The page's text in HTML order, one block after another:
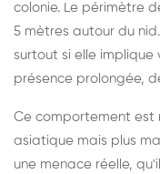
colonie. Le périmètre
5 mètres autour du
surtout si elle implique
présence prolongée,
Ce comportement est
asiatique mais plus
une menace réelle,